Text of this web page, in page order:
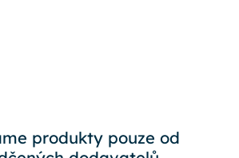
produkty pouze od